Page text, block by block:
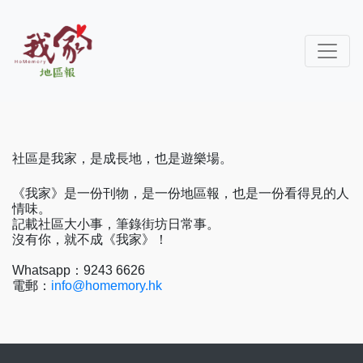
社區是我家，是成長地，也是遊樂場。
《我家》是一份刊物，是一份地區報，也是一份看得見的人
情味。
記載社區大小事，筆錄街坊日常事。
沒有你，就不成《我家》！
Whatsapp：9243 6626
電郵： info@homemory.hk